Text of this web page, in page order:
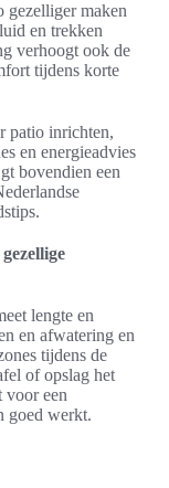
gezelliger maken
en trekken
verhoogt ook de
tijdens korte
patio inrichten,
en energieadvies
bovendien een
lengte en
en afwatering en
tijdens de
of opslag het
voor een
goed werkt.